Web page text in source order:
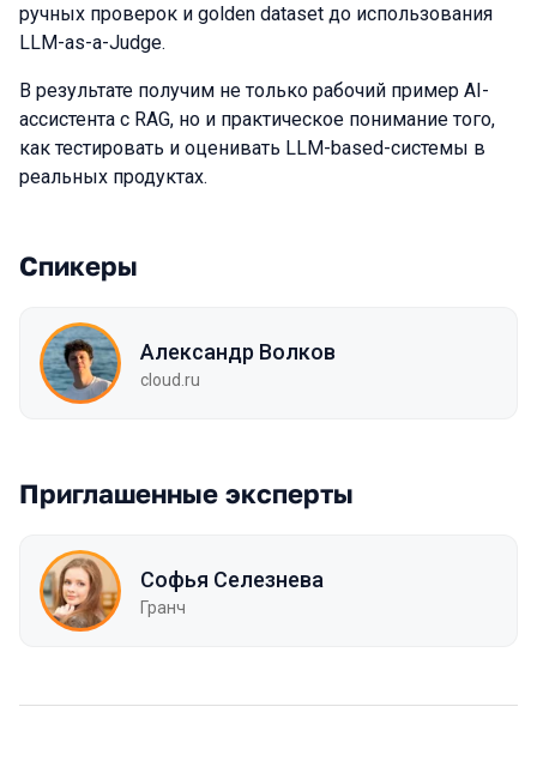
ручных проверок и golden dataset до использования
LLM-as-a-Judge.
В результате получим не только рабочий пример AI-
ассистента с RAG, но и практическое понимание того,
как тестировать и оценивать LLM-based-системы в
реальных продуктах.
Спикеры
Александр Волков
cloud.ru
Приглашенные эксперты
Софья Селезнева
Гранч